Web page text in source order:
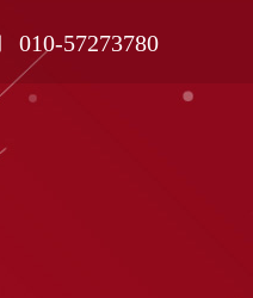
010-57273780